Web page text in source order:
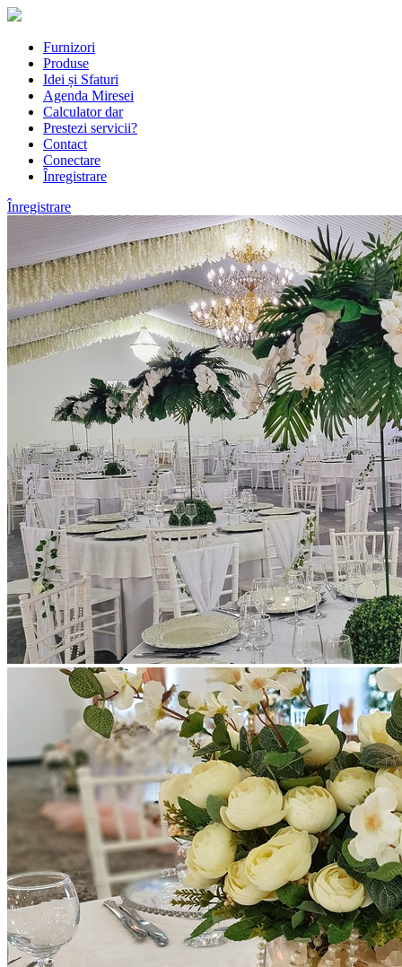
Furnizori
Produse
Idei și Sfaturi
Agenda Miresei
Calculator dar
Prestezi servicii?
Contact
Conectare
Înregistrare
Înregistrare